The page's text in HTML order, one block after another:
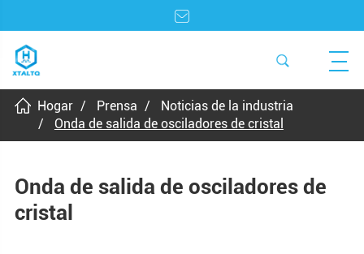
Hogar Prensa
Noticias de la industria
Onda de salida de osciladores de cristal
Onda de salida de osciladores de
cristal